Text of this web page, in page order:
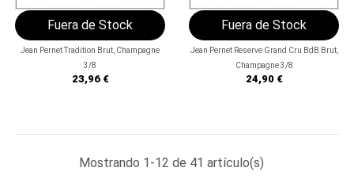
Fuera de Stock
Jean Pernet Tradition Brut, Champagne
3/8
Precio
23,96 €
Fuera de Stock
Jean Pernet Reserve Grand Cru BdB Brut,
Champagne 3/8
Precio
24,90 €
Mostrando 1-12 de 41 artículo(s)